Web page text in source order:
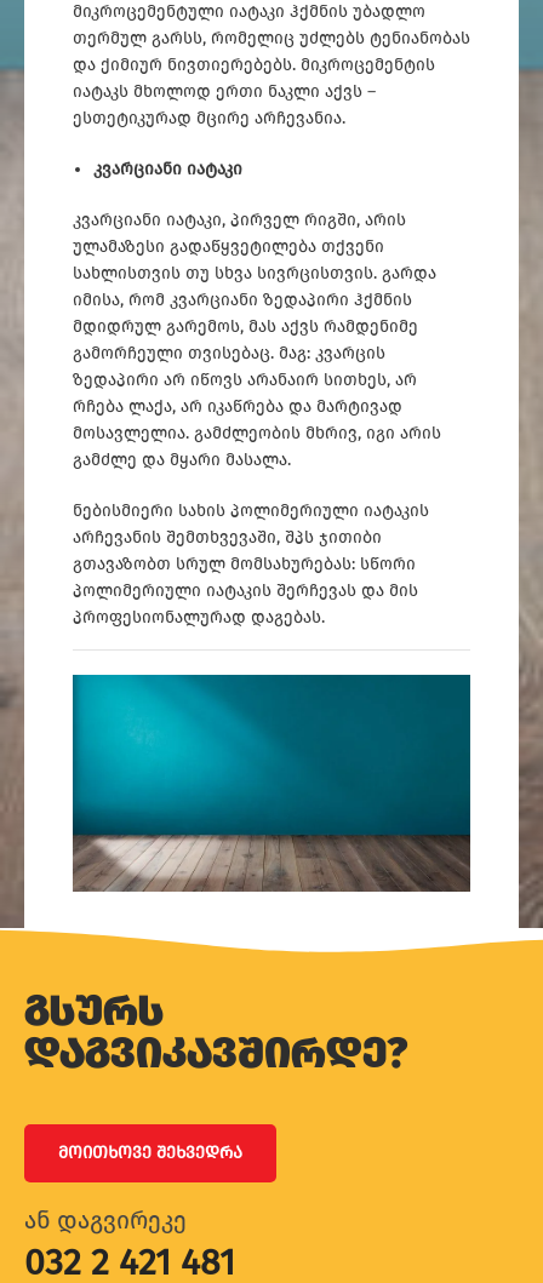
მიკროცემენტული იატაკი ჰქმნის უბადლო
თერმულ გარსს, რომელიც უძლებს ტენიანობას
და ქიმიურ ნივთიერებებს. მიკროცემენტის
იატაკს მხოლოდ ერთი ნაკლი აქვს –
ესთეტიკურად მცირე არჩევანია.
კვარციანი იატაკი
კვარციანი იატაკი, პირველ რიგში, არის
ულამაზესი გადაწყვეტილება თქვენი
სახლისთვის თუ სხვა სივრცისთვის. გარდა
იმისა, რომ კვარციანი ზედაპირი ჰქმნის
მდიდრულ გარემოს, მას აქვს რამდენიმე
გამორჩეული თვისებაც. მაგ: კვარცის
ზედაპირი არ იწოვს არანაირ სითხეს, არ
რჩება ლაქა, არ იკაწრება და მარტივად
მოსავლელია. გამძლეობის მხრივ, იგი არის
გამძლე და მყარი მასალა.
ნებისმიერი სახის პოლიმერიული იატაკის
არჩევანის შემთხვევაში, შპს ჯითიბი
გთავაზობთ სრულ მომსახურებას: სწორი
პოლიმერიული იატაკის შერჩევას და მის
პროფესიონალურად დაგებას.
გსურს
დაგვიკავშირდე?
ᲛᲝᲘᲗᲮᲝᲕᲔ ᲨᲔᲮᲕᲔᲓᲠᲐ
ან დაგვირეკე
032 2 421 481